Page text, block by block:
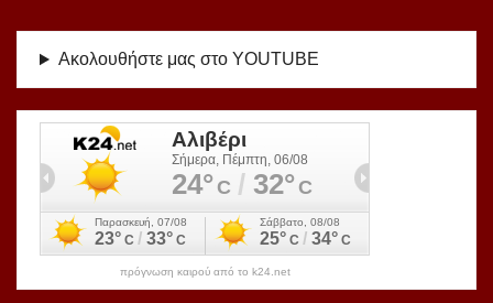
Ακολουθήστε μας στο YOUTUBE
πρόγνωση καιρού από το k24.net